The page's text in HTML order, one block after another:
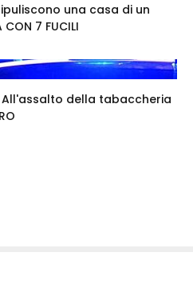
ripuliscono una casa di un
7 FUCILI
All'assalto della tabaccheria